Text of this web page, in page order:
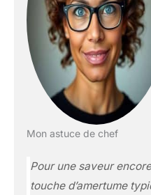
Mon astuce de chef
Pour une saveur
touche d’amertume